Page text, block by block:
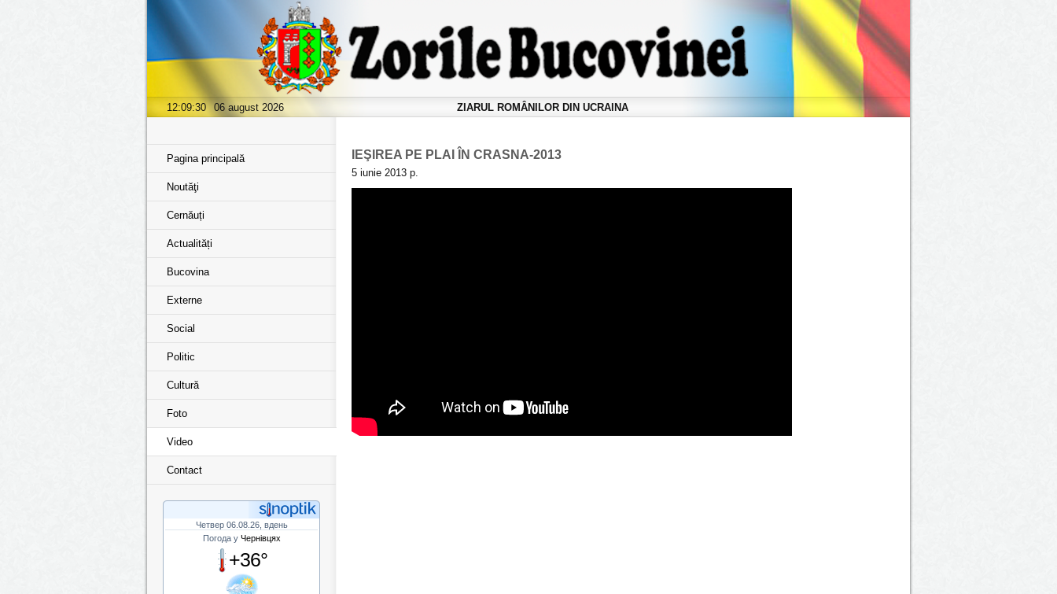
12:09:30 06 august 2026 ZIARUL ROMÂNILOR DIN UCRAINA
Pagina principală
Noutăţi
Cernăuți
Actualități
Bucovina
Externe
Social
Politic
Cultură
Foto
Video
Contact
Четвер 06.08.26, вдень
Погода у Чернівцях
+36°
IEŞIREA PE PLAI ÎN CRASNA-2013
5 iunie 2013 р.